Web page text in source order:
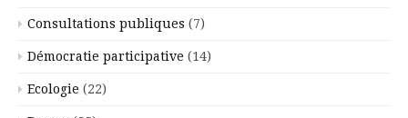
Consultations publiques (7)
Démocratie participative (14)
Ecologie (22)